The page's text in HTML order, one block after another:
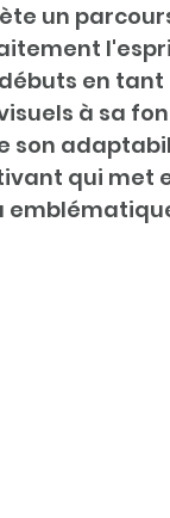
un
en
à sa
son
qui met